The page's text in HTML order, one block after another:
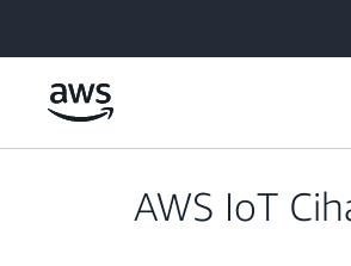
AWS IoT